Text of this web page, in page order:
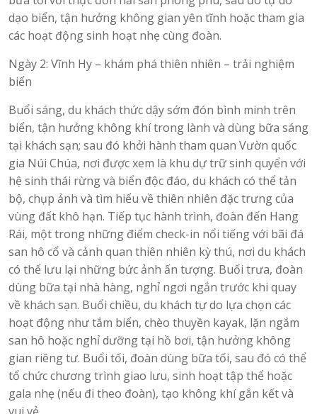
dạo biển, tận hưởng không gian yên tĩnh hoặc tham gia
các hoạt động sinh hoạt nhẹ cùng đoàn.
Ngày 2: Vĩnh Hy – khám phá thiên nhiên – trải nghiệm
biển
Buổi sáng, du khách thức dậy sớm đón bình minh trên
biển, tận hưởng không khí trong lành và dùng bữa sáng
tại khách sạn; sau đó khởi hành tham quan Vườn quốc
gia Núi Chúa, nơi được xem là khu dự trữ sinh quyển với
hệ sinh thái rừng và biển độc đáo, du khách có thể tản
bộ, chụp ảnh và tìm hiểu về thiên nhiên đặc trưng của
vùng đất khô hạn. Tiếp tục hành trình, đoàn đến Hang
Rái, một trong những điểm check-in nổi tiếng với bãi đá
san hô cổ và cảnh quan thiên nhiên kỳ thú, nơi du khách
có thể lưu lại những bức ảnh ấn tượng. Buổi trưa, đoàn
dùng bữa tại nhà hàng, nghỉ ngơi ngắn trước khi quay
về khách sạn. Buổi chiều, du khách tự do lựa chọn các
hoạt động như tắm biển, chèo thuyền kayak, lặn ngắm
san hô hoặc nghỉ dưỡng tại hồ bơi, tận hưởng không
gian riêng tư. Buổi tối, đoàn dùng bữa tối, sau đó có thể
tổ chức chương trình giao lưu, sinh hoạt tập thể hoặc
gala nhẹ (nếu đi theo đoàn), tạo không khí gắn kết và